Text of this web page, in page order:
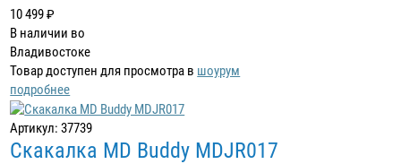
10 499 ₽
В наличии во
Владивостоке
Товар доступен для просмотра в шоурум
подробнее
Артикул: 37739
Скакалка MD Buddy MDJR017